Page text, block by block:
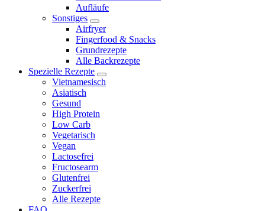
Aufläufe
Sonstiges
expand
child
menu
Airfryer
Fingerfood & Snacks
Grundrezepte
Alle Backrezepte
Spezielle Rezepte
expand
child
Vietnamesisch
Asiatisch
Gesund
High Protein
Low Carb
Vegetarisch
Vegan
Lactosefrei
Fructosearm
Glutenfrei
Zuckerfrei
Alle Rezepte